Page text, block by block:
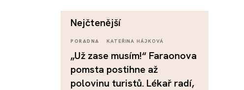
nejčtenější
PORADNA KATEŘINA HÁJKOVÁ
„Už zase musím!“ Faraonova
pomsta postihne až
polovinu turistů. Lékař radí,